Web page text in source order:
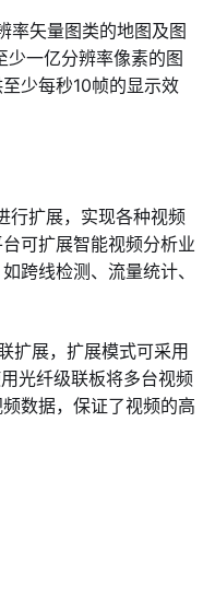
率矢量图类的地图及图
一亿分辨率像素的图
少每秒10帧的显示效
行扩展，实现各种视频
可扩展智能视频分析业
跨线检测、流量统计、
扩展，扩展模式可采用
光纤级联板将多台视频
数据，保证了视频的高